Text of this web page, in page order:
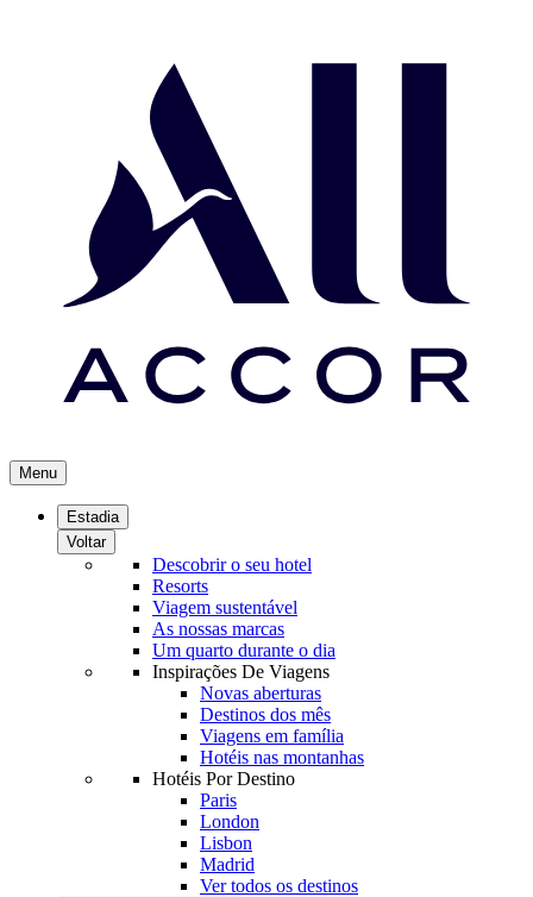
Menu
Estadia
Voltar
Descobrir o seu hotel
Resorts
Viagem sustentável
As nossas marcas
Um quarto durante o dia
Inspirações De Viagens
Novas aberturas
Destinos dos mês
Viagens em família
Hotéis nas montanhas
Hotéis Por Destino
Paris
London
Lisbon
Madrid
Ver todos os destinos